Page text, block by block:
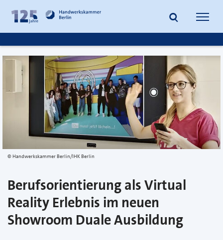
Inhalt
springen
Fußzeile
springen
Suche
Handwerkskammer Berlin/IHK Berlin
Berufsorientierung als Virtual
Reality Erlebnis im neuen
Showroom Duale Ausbildung